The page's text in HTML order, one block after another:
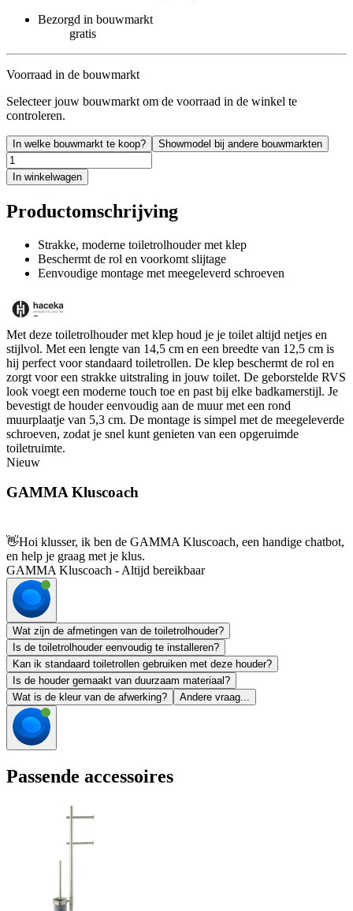
Bezorgd in bouwmarkt
gratis
Voorraad in de bouwmarkt
Selecteer jouw bouwmarkt om de voorraad in de winkel te
controleren.
In welke bouwmarkt te koop? Showmodel bij andere bouwmarkten
In winkelwagen
Productomschrijving
Strakke, moderne toiletrolhouder met klep
Beschermt de rol en voorkomt slijtage
Eenvoudige montage met meegeleverd schroeven
Met deze toiletrolhouder met klep houd je je toilet altijd netjes en
stijlvol. Met een lengte van 14,5 cm en een breedte van 12,5 cm is
hij perfect voor standaard toiletrollen. De klep beschermt de rol en
zorgt voor een strakke uitstraling in jouw toilet. De geborstelde RVS
look voegt een moderne touch toe en past bij elke badkamerstijl. Je
bevestigt de houder eenvoudig aan de muur met een rond
muurplaatje van 5,3 cm. De montage is simpel met de meegeleverde
schroeven, zodat je snel kunt genieten van een opgeruimde
toiletruimte.
Nieuw
GAMMA Kluscoach
👋Hoi klusser, ik ben de GAMMA Kluscoach, een handige chatbot,
en help je graag met je klus.
GAMMA Kluscoach - Altijd bereikbaar
Wat zijn de afmetingen van de toiletrolhouder?
Is de toiletrolhouder eenvoudig te installeren?
Kan ik standaard toiletrollen gebruiken met deze houder?
Is de houder gemaakt van duurzaam materiaal?
Wat is de kleur van de afwerking?
Andere vraag...
Passende accessoires